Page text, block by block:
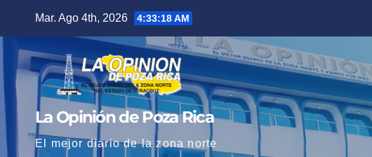
contenido
Mar. Ago 4th, 2026 4:33:20 AM
La Opinión de Poza Rica
El mejor diario de la zona norte